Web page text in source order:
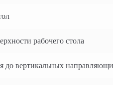
рабочего стола
до вертикальных